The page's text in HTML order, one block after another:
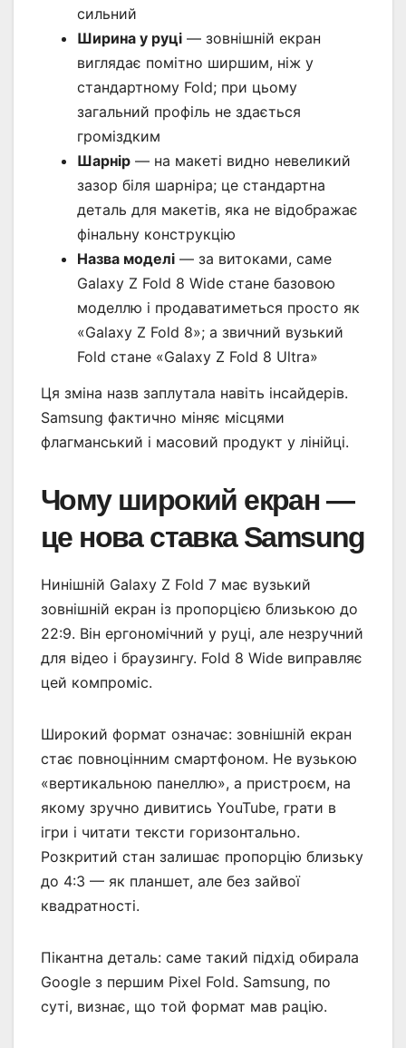
сильний
Ширина у руці — зовнішній екран
виглядає помітно ширшим, ніж у
стандартному Fold; при цьому
загальний профіль не здається
громіздким
Шарнір — на макеті видно невеликий
зазор біля шарніра; це стандартна
деталь для макетів, яка не відображає
фінальну конструкцію
Назва моделі — за витоками, саме
Galaxy Z Fold 8 Wide стане базовою
моделлю і продаватиметься просто як
«Galaxy Z Fold 8»; а звичний вузький
Fold стане «Galaxy Z Fold 8 Ultra»
Ця зміна назв заплутала навіть інсайдерів.
Samsung фактично міняє місцями
флагманський і масовий продукт у лінійці.
Чому широкий екран —
це нова ставка Samsung
Нинішній Galaxy Z Fold 7 має вузький
зовнішній екран із пропорцією близькою до
22:9. Він ергономічний у руці, але незручний
для відео і браузингу. Fold 8 Wide виправляє
цей компроміс.
Широкий формат означає: зовнішній екран
стає повноцінним смартфоном. Не вузькою
«вертикальною панеллю», а пристроєм, на
якому зручно дивитись YouTube, грати в
ігри і читати тексти горизонтально.
Розкритий стан залишає пропорцію близьку
до 4:3 — як планшет, але без зайвої
квадратності.
Пікантна деталь: саме такий підхід обирала
Google з першим Pixel Fold. Samsung, по
суті, визнає, що той формат мав рацію.